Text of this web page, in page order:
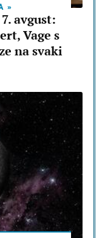
avgust:
Vage s
na svaki